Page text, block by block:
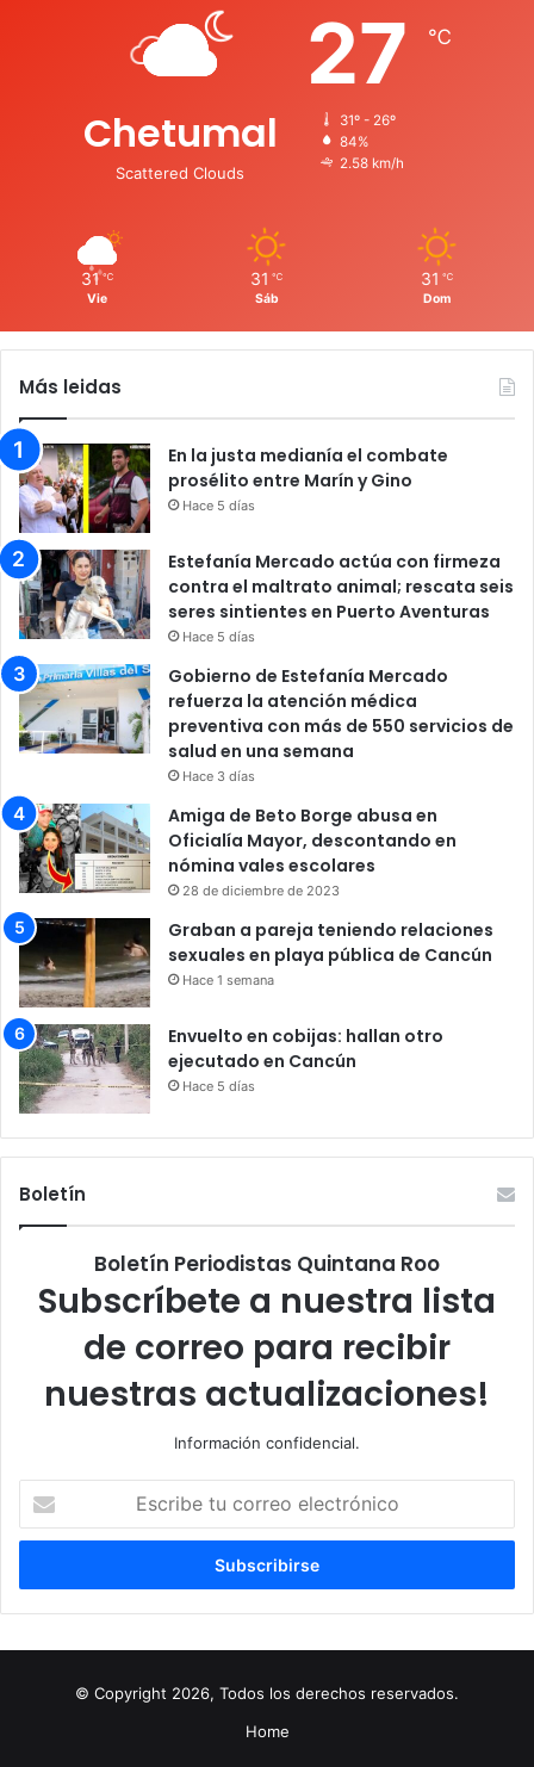
Chetumal
Scattered Clouds
27 ℃
31º - 26º
84%
2.58 km/h
31 ℃
Vie
31 ℃
Sáb
31 ℃
Dom
Más leidas
En la justa medianía el combate
prosélito entre Marín y Gino
Hace 5 días
Estefanía Mercado actúa con firmeza
contra el maltrato animal; rescata seis
seres sintientes en Puerto Aventuras
Hace 5 días
Gobierno de Estefanía Mercado
refuerza la atención médica
preventiva con más de 550 servicios de
salud en una semana
Hace 3 días
Amiga de Beto Borge abusa en
Oficialía Mayor, descontando en
nómina vales escolares
28 de diciembre de 2023
Graban a pareja teniendo relaciones
sexuales en playa pública de Cancún
Hace 1 semana
Envuelto en cobijas: hallan otro
ejecutado en Cancún
Hace 5 días
Boletín
Boletín Periodistas Quintana Roo
Subscríbete a nuestra lista
de correo para recibir
nuestras actualizaciones!
Información confidencial.
correo
© Copyright 2026, Todos los derechos reservados.
Home